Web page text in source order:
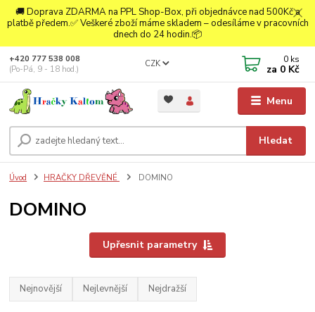
🚚 Doprava ZDARMA na PPL Shop-Box, při objednávce nad 500Kč a
platbě předem.✅ Veškeré zboží máme skladem – odesíláme v pracovních
dnech do 24 hodin.📦
Menu
CZK
Hledat
+420 777 538 008
(Po-Pá, 9 - 18 hod.)
0 ks
za 0 Kč
Úvod HRAČKY DŘEVĚNÉ DOMINO
DOMINO
Upřesnit parametry
Nejnovější Nejlevnější Nejdražší